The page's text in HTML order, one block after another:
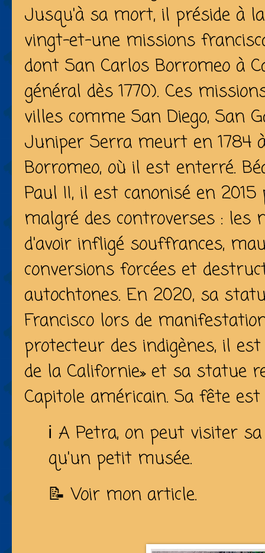
Jusqu'à sa mort, il préside à
vingt-et-une missions
dont San Carlos Borromeo à
général dès 1770). Ces
villes comme San Diego, San
Juniper Serra meurt en 1784
Borromeo, où il est enterré.
Paul II, il est canonisé en 2015
malgré des controverses : les
d'avoir infligé souffrances,
conversions forcées et
autochtones. En 2020, sa
Francisco lors de
protecteur des indigènes, il
de la Californie» et sa statue
Capitole américain. Sa fête
ℹ️ A Petra, on peut visiter
qu'un petit musée.
📝 Voir mon article.